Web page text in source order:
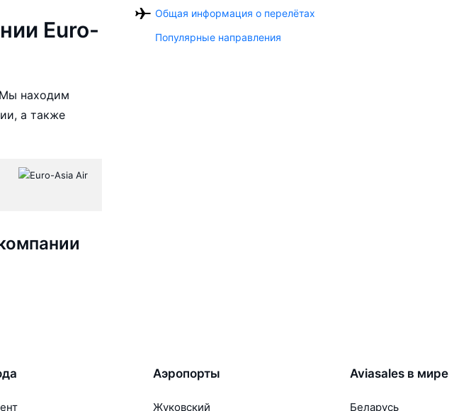
Euro-
находим
а также
Общая информация о перелётах
Популярные направления
Аэропорты
Жуковский
Aviasales в мире
Беларусь